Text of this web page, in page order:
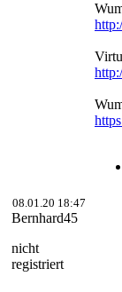
08.01.20 18:47
Bernhard45
nicht
registriert